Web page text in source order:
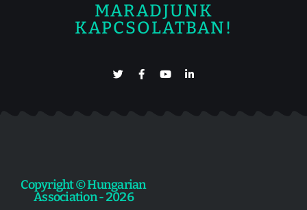
MARADJUNK
KAPCSOLATBAN!
Copyright © Hungarian
Association - 2026